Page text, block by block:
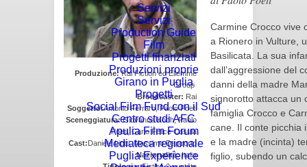
Servizi
Servizi
Production Guide
Film
Progetti finanziati
Produzioni proprie
Girano in Puglia
Progetti
Social Film Fund con il Sud
Centro studi AFC
Apulia Film Forum
Mediateca regionale
Puglia Experience
Produzione:Rai Fiction ed Ellemme
Group
Broadcaster: Rai
Soggetto:Antonio Ferraro, Paolo Poeti
Sceneggiatura:Giovanna Koch, Paolo
Poeti, Carlo Felice Casula
Cast: Daniele Liotti, Massimo Dapporto
Nazionalità:Italia
Carmine Crocco vive
a Rionero in Vulture,
Basilicata. La sua
dall’aggressione del
danni della madre
signorotto attacca un
famiglia Crocco e
cane. Il conte picchia
e la madre (incinta)
figlio, subendo un